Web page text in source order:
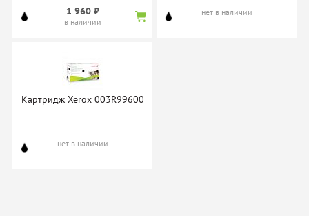
(CS-C7115AS)
нет в наличии
1 960 ₽
в наличии
нет в наличии
Картридж Xerox 003R99600
нет в наличии